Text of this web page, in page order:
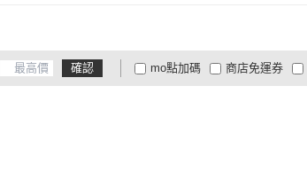
確認 mo點加碼
大家電安心配
大家電快配
商店免運券